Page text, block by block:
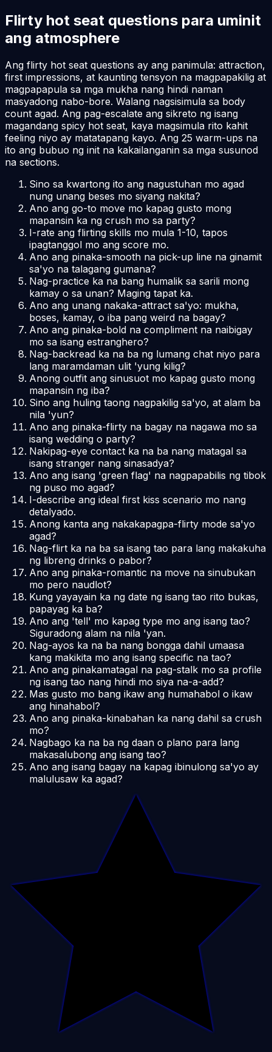
Flirty hot seat questions para uminit
ang atmosphere
Ang flirty hot seat questions ay ang panimula: attraction,
first impressions, at kaunting tensyon na magpapakilig at
magpapapula sa mga mukha nang hindi naman
masyadong nabo-bore. Walang nagsisimula sa body
count agad. Ang pag-escalate ang sikreto ng isang
magandang spicy hot seat, kaya magsimula rito kahit
feeling niyo ay matatapang kayo. Ang 25 warm-ups na
ito ang bubuo ng init na kakailanganin sa mga susunod
na sections.
Sino sa kwartong ito ang nagustuhan mo agad
nung unang beses mo siyang nakita?
Ano ang go-to move mo kapag gusto mong
mapansin ka ng crush mo sa party?
I-rate ang flirting skills mo mula 1-10, tapos
ipagtanggol mo ang score mo.
Ano ang pinaka-smooth na pick-up line na ginamit
sa'yo na talagang gumana?
Nag-practice ka na bang humalik sa sarili mong
kamay o sa unan? Maging tapat ka.
Ano ang unang nakaka-attract sa'yo: mukha,
boses, kamay, o iba pang weird na bagay?
Ano ang pinaka-bold na compliment na naibigay
mo sa isang estranghero?
Nag-backread ka na ba ng lumang chat niyo para
lang maramdaman ulit 'yung kilig?
Anong outfit ang sinusuot mo kapag gusto mong
mapansin ng iba?
Sino ang huling taong nagpakilig sa'yo, at alam ba
nila 'yun?
Ano ang pinaka-flirty na bagay na nagawa mo sa
isang wedding o party?
Nakipag-eye contact ka na ba nang matagal sa
isang stranger nang sinasadya?
Ano ang isang 'green flag' na nagpapabilis ng tibok
ng puso mo agad?
I-describe ang ideal first kiss scenario mo nang
detalyado.
Anong kanta ang nakakapagpa-flirty mode sa'yo
agad?
Nag-flirt ka na ba sa isang tao para lang makakuha
ng libreng drinks o pabor?
Ano ang pinaka-romantic na move na sinubukan
mo pero naudlot?
Kung yayayain ka ng date ng isang tao rito bukas,
papayag ka ba?
Ano ang 'tell' mo kapag type mo ang isang tao?
Siguradong alam na nila 'yan.
Nag-ayos ka na ba nang bongga dahil umaasa
kang makikita mo ang isang specific na tao?
Ano ang pinakamatagal na pag-stalk mo sa profile
ng isang tao nang hindi mo siya na-a-add?
Mas gusto mo bang ikaw ang humahabol o ikaw
ang hinahabol?
Ano ang pinaka-kinabahan ka nang dahil sa crush
mo?
Nagbago ka na ba ng daan o plano para lang
makasalubong ang isang tao?
Ano ang isang bagay na kapag ibinulong sa'yo ay
malulusaw ka agad?